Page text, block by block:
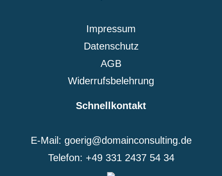
Impressum
Datenschutz
AGB
Widerrufsbelehrung
Schnellkontakt
E-Mail: goerig@domainconsulting.de
Telefon: +49 331 2437 54 34